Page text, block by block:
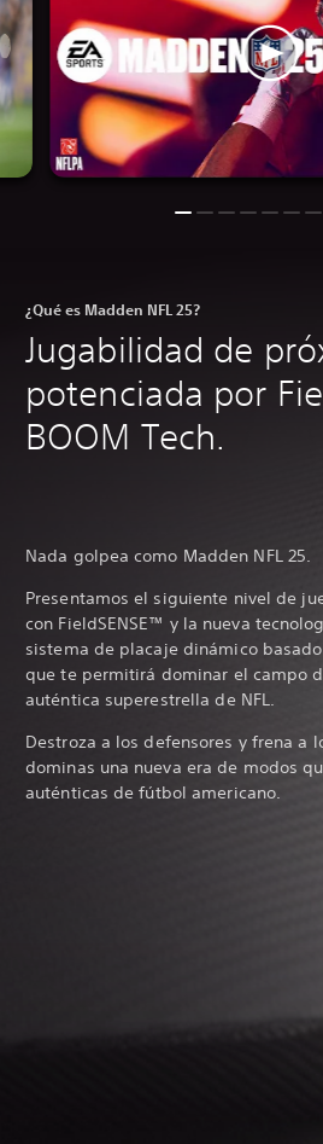
¿Qué es Madden NFL 25?
Jugabilidad de
potenciada por
BOOM Tech.
Nada golpea como Madden NFL 25.
Presentamos el siguiente nivel de
con FieldSENSE™ y la nueva
sistema de placaje dinámico
que te permitirá dominar el campo
auténtica superestrella de NFL.
Destroza a los defensores y frena a
dominas una nueva era de modos
auténticas de fútbol americano.